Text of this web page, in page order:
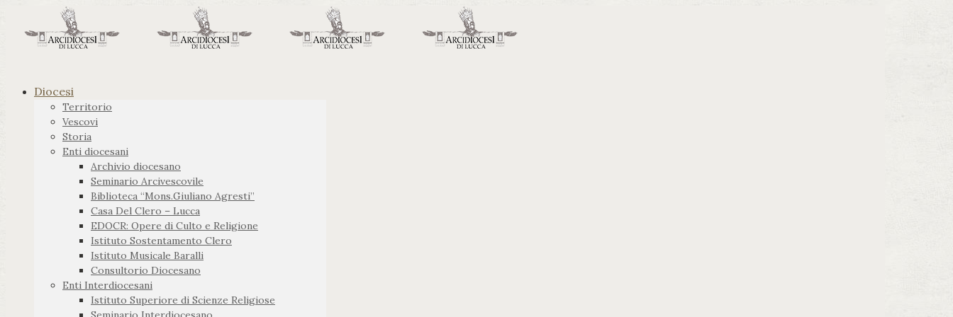
Diocesi
Territorio
Vescovi
Storia
Enti diocesani
Archivio diocesano
Seminario Arcivescovile
Biblioteca “Mons.Giuliano Agresti”
Casa Del Clero – Lucca
EDOCR: Opere di Culto e Religione
Istituto Sostentamento Clero
Istituto Musicale Baralli
Consultorio Diocesano
Enti Interdiocesani
Istituto Superiore di Scienze Religiose